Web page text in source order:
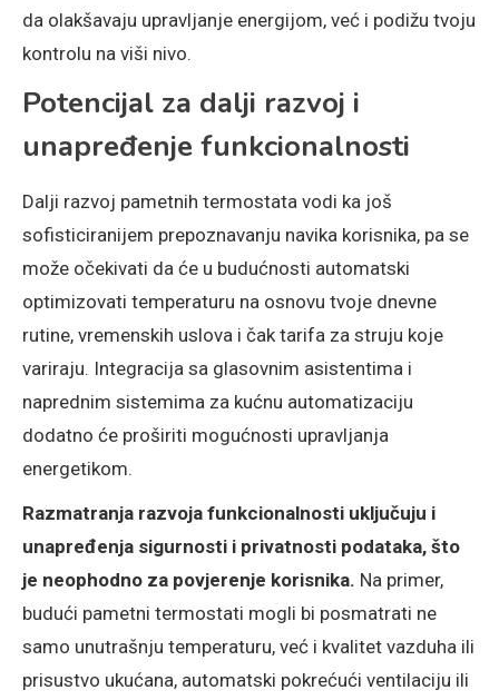
da olakšavaju upravljanje energijom, već i podižu tvoju
kontrolu na viši nivo.
Potencijal za dalji razvoj i
unapređenje funkcionalnosti
Dalji razvoj pametnih termostata vodi ka još
sofisticiranijem prepoznavanju navika korisnika, pa se
može očekivati da će u budućnosti automatski
optimizovati temperaturu na osnovu tvoje dnevne
rutine, vremenskih uslova i čak tarifa za struju koje
variraju. Integracija sa glasovnim asistentima i
naprednim sistemima za kućnu automatizaciju
dodatno će proširiti mogućnosti upravljanja
energetikom.
Razmatranja razvoja funkcionalnosti uključuju i
unapređenja sigurnosti i privatnosti podataka, što
je neophodno za povjerenje korisnika. Na primer,
budući pametni termostati mogli bi posmatrati ne
samo unutrašnju temperaturu, već i kvalitet vazduha ili
prisustvo ukućana, automatski pokrećući ventilaciju ili